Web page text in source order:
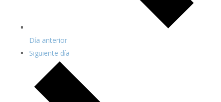
Día anterior
Siguiente día